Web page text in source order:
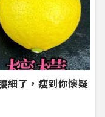
細了，瘦到你懷疑